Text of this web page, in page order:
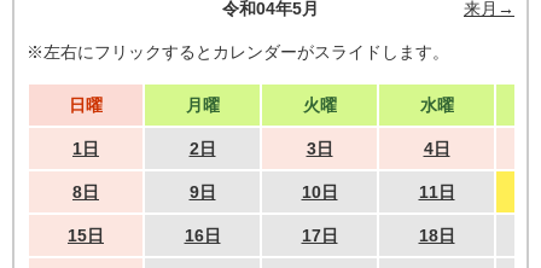
令和04年5月 来月→
※左右にフリックするとカレンダーがスライドします。
日曜 月曜 火曜 水曜
1日 2日 3日 4日
8日 9日 10日 11日
15日 16日 17日 18日